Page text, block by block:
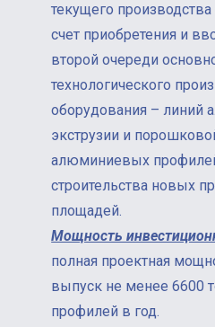
текущего
счет приобретения и
второй очереди
технологического
оборудования – линий
экструзии и
алюминиевых
строительства новых
площадей.
Мощность
полная проектная
выпуск не менее 6600
профилей в год.